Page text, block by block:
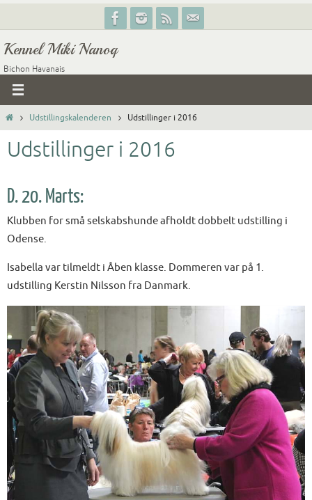
to
content
Kennel Miki Nanoq
Bichon Havanais
HomeUdstillingskalenderen Udstillinger i 2016
Udstillinger i 2016
D. 20. Marts:
Klubben for små selskabshunde afholdt dobbelt udstilling i
Odense.
Isabella var tilmeldt i Åben klasse. Dommeren var på 1.
udstilling Kerstin Nilsson fra Danmark.